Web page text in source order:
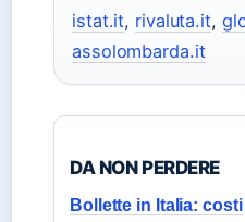
istat.it, rivaluta.it,
assolombarda.it
DA NON PERDERE
Bollette in Italia: costi